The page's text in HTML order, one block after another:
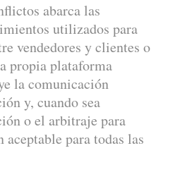
abarca las
utilizados para
vendedores y clientes o
propia plataforma
la comunicación
y, cuando sea
o el arbitraje para
para todas las